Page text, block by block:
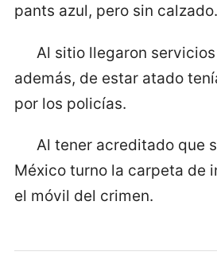
pants azul, pero sin calzado.
Al sitio llegaron
además, de estar atado
por los policías.
Al tener acreditado que
México turno la carpeta de
el móvil del crimen.